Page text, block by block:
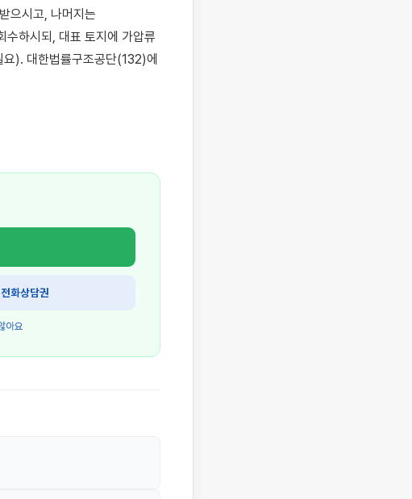
으시고, 나머지는
수하시되, 대표 토지에 가압류
). 대한법률구조공단(132)에
화상담권
아요